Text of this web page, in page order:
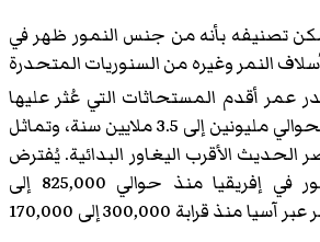
تصنيفه بأنه من جنس النمور ظهر في
النمر وغيره من السنوريات المتحدرة
عمر أقدم المستحاثات التي عُثر عليها
وتعود لأسلاف النمر، بحوالي مليونين إلى 3.5 ملايين سنة، وتماثل
الأقرب اليغاور البدائية. يُفترض
بأن النمر الحالي تطور في إفريقيا منذ حوالي 825,000 إلى
470,000 سنة، ثم انتشر عبر آسيا منذ قرابة 300,000 إلى 170,000